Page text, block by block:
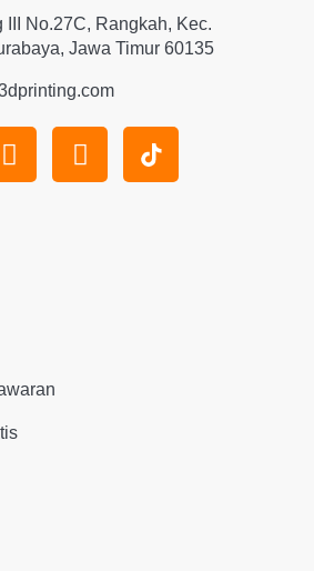
III No.27C, Rangkah, Kec.
Jawa Timur 60135